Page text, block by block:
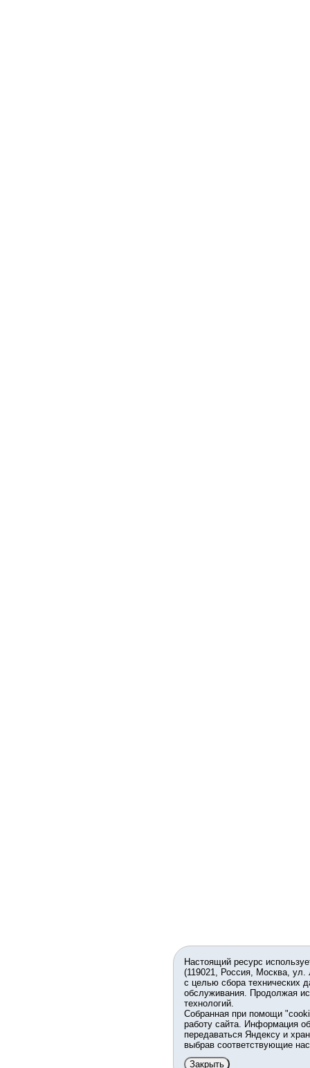
Настоящий ресурс
(119021, Россия, Москва,
с целью сбора технических
обслуживания. Продолжая
технологий.
Собранная при помощи
работу сайта. Информация
передаваться Яндексу и
выбрав соответствующие
Закрыть